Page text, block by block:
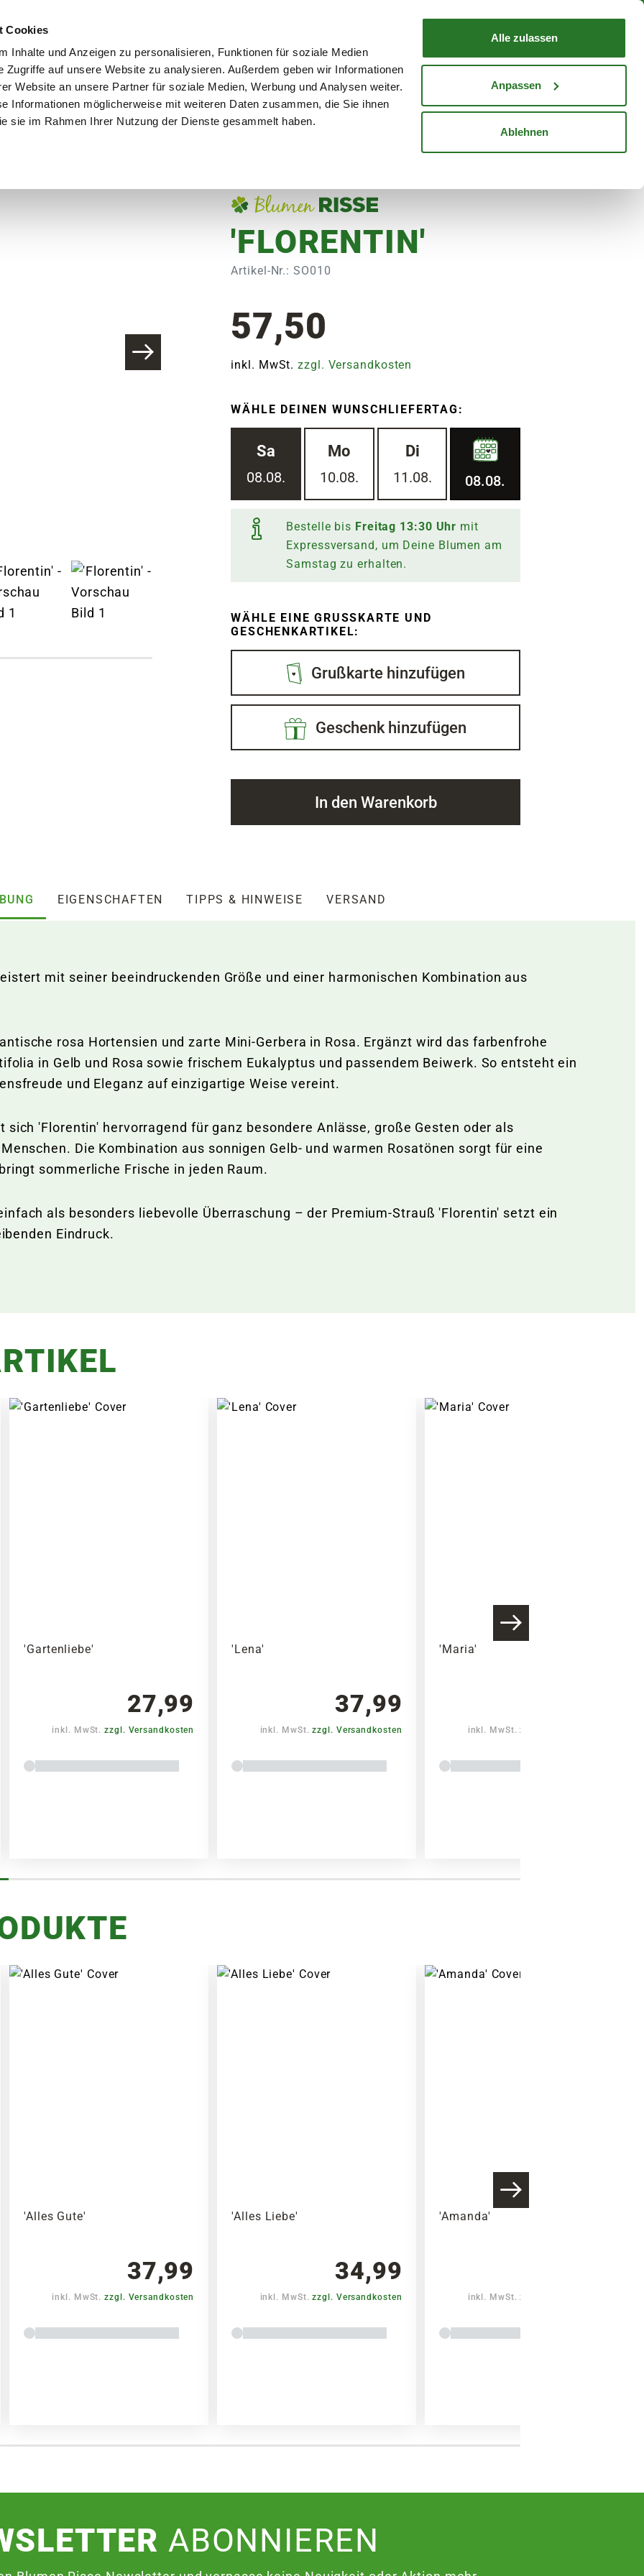
Cookies
Inhalte und Anzeigen zu personalisieren, Funktionen für soziale Medien
Zugriffe auf unsere Website zu analysieren. Außerdem geben wir Informationen
Website an unsere Partner für soziale Medien, Werbung und Analysen weiter.
Informationen möglicherweise mit weiteren Daten zusammen, die Sie ihnen
sie im Rahmen Ihrer Nutzung der Dienste gesammelt haben.
Alle zulassen
Anpassen
Ablehnen
Mein KontoStandorte
WARENKORB
Garten Aktuelles Ratgeber Gutscheine Karriere
'FLORENTIN'
Artikel-Nr.: SO010
57,50
inkl. MwSt.zzgl. Versandkosten
WÄHLE DEINEN WUNSCHLIEFERTAG:
Sa
08.08.
Mo
10.08.
Di
11.08. 08.08.
Bestelle bis Freitag 13:30 Uhr mit
Expressversand, um Deine Blumen am
Samstag zu erhalten.
WÄHLE EINE GRUSSKARTE UND G
ESCHENKARTIKEL:
Grußkarte hinzufügen
Geschenk hinzufügen
In den Warenkorb
EIGENSCHAFTEN TIPPS & HINWEISE VERSAND
mit seiner beeindruckenden Größe und einer harmonischen Kombination aus
rosa Hortensien und zarte Mini-Gerbera in Rosa. Ergänzt wird das farbenfrohe
in Gelb und Rosa sowie frischem Eukalyptus und passendem Beiwerk. So entsteht ein
und Eleganz auf einzigartige Weise vereint.
'Florentin' hervorragend für ganz besondere Anlässe, große Gesten oder als
Die Kombination aus sonnigen Gelb- und warmen Rosatönen sorgt für eine
sommerliche Frische in jeden Raum.
als besonders liebevolle Überraschung – der Premium-Strauß 'Florentin' setzt ein
Eindruck.
'Gartenliebe'
27,99
inkl. MwSt.zzgl. Versandkosten
'Lena'
37,99
inkl. MwSt.zzgl. Versandkosten
'Maria'
inkl. MwSt.zzgl. Versandkosten
'Alles Gute'
37,99
inkl. MwSt.zzgl. Versandkosten
'Alles Liebe'
34,99
inkl. MwSt.zzgl. Versandkosten
'Amanda'
inkl. MwSt.zzgl. Versandkosten
ABONNIEREN